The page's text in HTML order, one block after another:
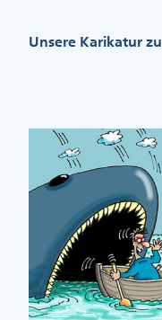
Unsere Karikatur